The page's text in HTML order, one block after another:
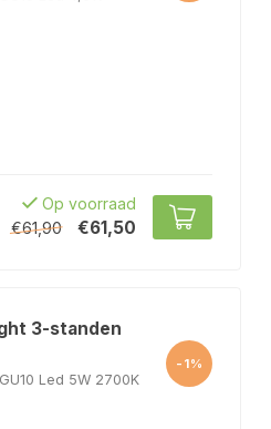
Op voorraad
€61,90
€61,50
3-standen
GU10 Led 5W 2700K
-1%